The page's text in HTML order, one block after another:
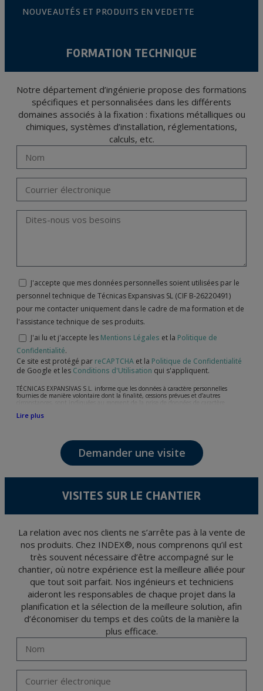
NOUVEAUTÉS ET PRODUITS EN VEDETTE
FORMATION TECHNIQUE
Notre département d’ingénierie propose des formations
spécifiques et personnalisées dans les différents
domaines associés à la fixation : fixations métalliques ou
chimiques, systèmes d’installation, réglementations,
calculs, etc.
J'accepte que mes données personnelles soient utilisées par le
personnel technique de Técnicas Expansivas SL (CIF B-26220491)
pour me contacter uniquement dans le cadre de ma formation et de
l'assistance technique de ses produits.
J'ai lu et j'accepte les Mentions Légales et la Politique de
Confidentialité.
Ce site est protégé par reCAPTCHA et la Politique de Confidentialité
de Google et les Conditions d'Utilisation qui s'appliquent.
TÉCNICAS EXPANSIVAS S.L. informe que les données à caractère personnelles
fournies de manière volontaire dont la finalité, cessions prévues et d’autres
circonstances, sont indiquées au moment de la prise de données de caractère
l’attention de votre demande, litige ou requise, maintien de la relation établie, la
Les données de nos fichiers sont absolument confidentielles et seront traitées avec la
plus grande confidentialité et répondent à toutes les exigences prévues par la loi
15/1999 du 13 décembre sur la protection des données personnelles.
Il est recommandé de ne pas envoyer de données strictement personnelles,
la santé, ces donnée n'étant pas cryptées.
et d'opposition en vertu des dispositions au Règlement Général sur la Protection des
votre pièce d’identité, à P.I. La Portalada II | c/ Segador 13, 26006 | Logroño (La
Rioja).
Lire plus
Demander une visite
VISITES SUR LE CHANTIER
La relation avec nos clients ne s’arrête pas à la vente de
nos produits. Chez INDEX®, nous comprenons qu’il est
très souvent nécessaire d’être accompagné sur le
chantier, où notre expérience est la meilleure alliée pour
que tout soit parfait. Nos ingénieurs et techniciens
aideront les responsables de chaque projet dans la
planification et la sélection de la meilleure solution, afin
d’économiser du temps et des coûts de la manière la
plus efficace.